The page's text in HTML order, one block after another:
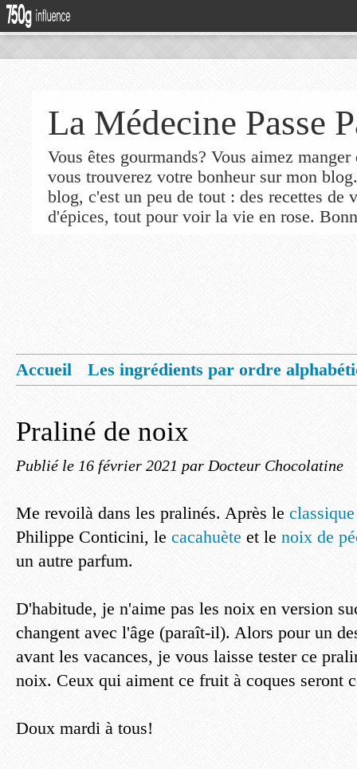
La Médecine Passe
Vous êtes gourmands? Vous aimez
vous trouverez votre bonheur sur mon
blog, c'est un peu de tout : des recettes de
d'épices, tout pour voir la vie en rose.
Accueil
Les ingrédients par ordre
Praliné de noix
Publié le 16 février 2021 par Docteur Chocolatine
Me revoilà dans les pralinés. Après le
Philippe Conticini, le cacahuète et le noix de
un autre parfum.
D'habitude, je n'aime pas les noix en version
changent avec l'âge (paraît-il). Alors pour un
avant les vacances, je vous laisse tester ce
noix. Ceux qui aiment ce fruit à coques seront
Doux mardi à tous!